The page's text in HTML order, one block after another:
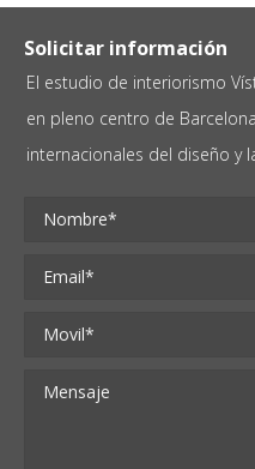
Solicitar información
El estudio de interiorismo
en pleno centro de
internacionales del diseño y